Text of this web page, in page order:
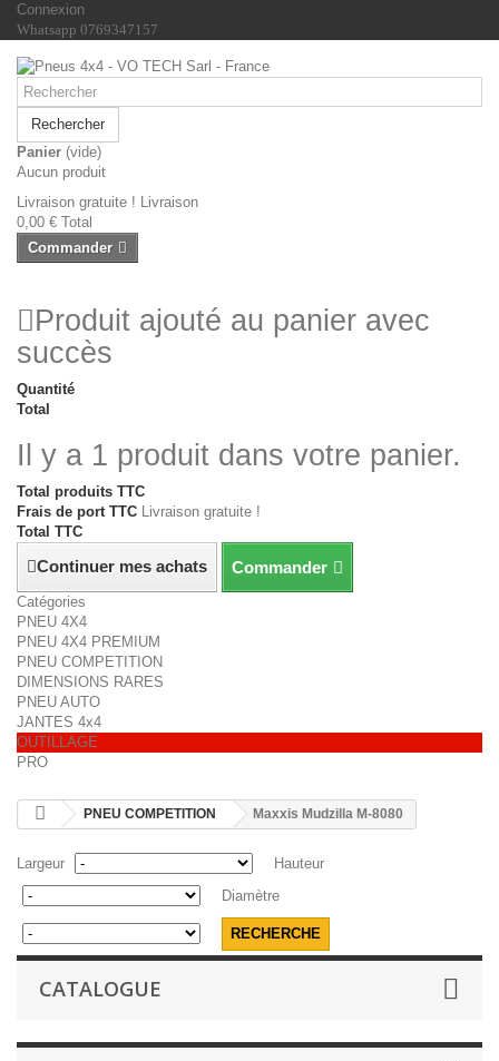
Connexion
Whatsapp 0769347157
Rechercher
Panier (vide)
Aucun produit
Livraison gratuite ! Livraison
0,00 € Total
Commander
Produit ajouté au panier avec
succès
Quantité
Total
Il y a 1 produit dans votre panier.
Total produits TTC
Frais de port TTC Livraison gratuite !
Total TTC
Continuer mes achats Commander
Catégories
PNEU 4X4
PNEU 4X4 PREMIUM
PNEU COMPETITION
DIMENSIONS RARES
PNEU AUTO
JANTES 4x4
OUTILLAGE
PRO
PNEU COMPETITION Maxxis Mudzilla M-8080
Largeur
Hauteur
Diamètre
CATALOGUE